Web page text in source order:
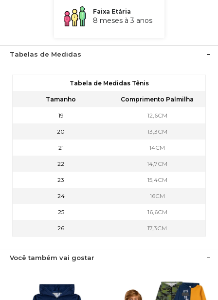
Faixa Etária
8 meses à 3 anos
Tabelas de Medidas
Tabela de Medidas Tênis
Tamanho Comprimento Palmilha
19 12,6CM
20 13,3CM
21 14CM
22 14,7CM
23 15,4CM
24 16CM
25 16,6CM
26 17,3CM
Você também vai gostar